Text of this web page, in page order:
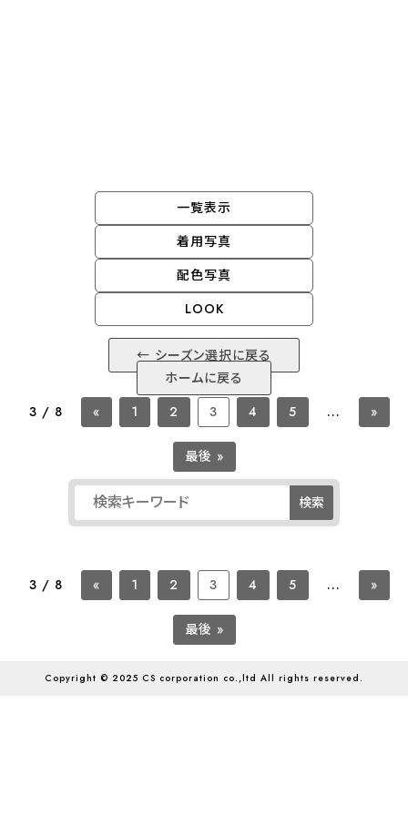
一覧表示
着用写真
配色写真
LOOK
← シーズン選択に戻る
ホームに戻る
3 / 8
« 1 2 3 4 5 ... »
最後 »
検索
3 / 8 « 1 2 3 4 5 ... »
最後 »
Copyright © 2025 CS corporation co.,ltd All rights reserved.